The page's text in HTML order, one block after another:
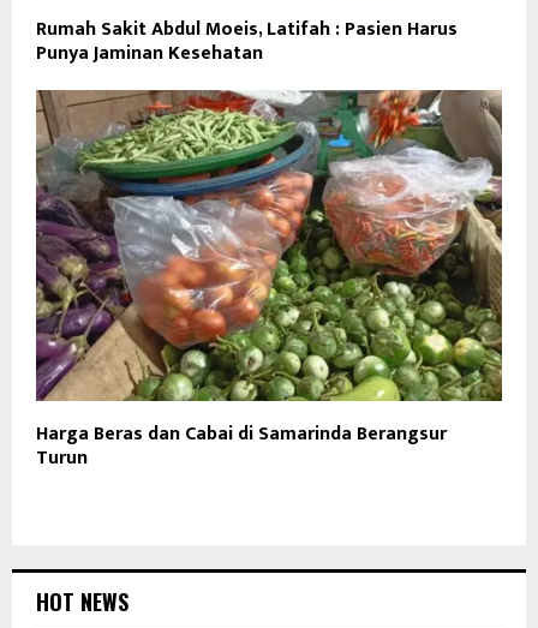
Rumah Sakit Abdul Moeis, Latifah : Pasien Harus
Punya Jaminan Kesehatan
Harga Beras dan Cabai di Samarinda Berangsur
Turun
HOT NEWS